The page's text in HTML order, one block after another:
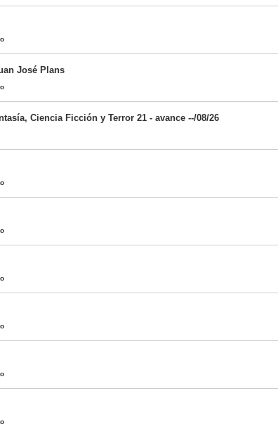
José Plans
Ciencia Ficción y Terror 21 - avance --/08/26